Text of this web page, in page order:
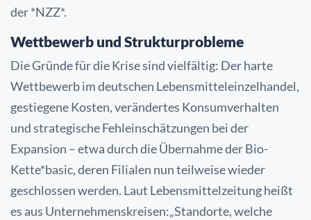
der *NZZ*.
Wettbewerb und Strukturprobleme
Die Gründe für die Krise sind vielfältig: Der harte
Wettbewerb im deutschen Lebensmitteleinzelhandel,
gestiegene Kosten, verändertes Konsumverhalten
und strategische Fehleinschätzungen bei der
Expansion – etwa durch die Übernahme der Bio-
Kette*basic, deren Filialen nun teilweise wieder
geschlossen werden. Laut Lebensmittelzeitung heißt
es aus Unternehmenskreisen:„Standorte, welche